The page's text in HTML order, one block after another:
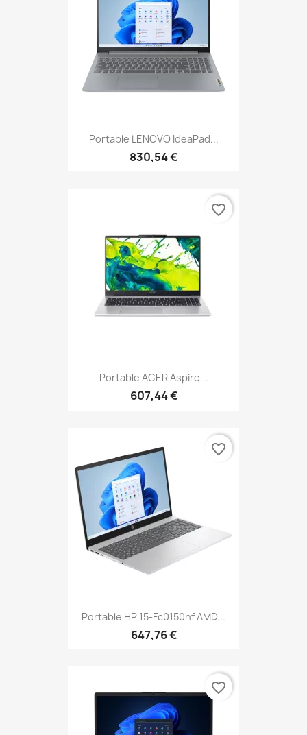
Portable LENOVO IdeaPad...
830,54 €
Portable ACER Aspire...
607,44 €
favorite_border
Portable HP 15-Fc0150nf AMD...
647,76 €
favorite_border
favorite_border